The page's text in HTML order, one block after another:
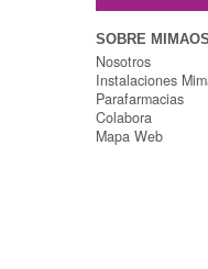
SOBRE MIMAOS
Nosotros
Instalaciones
Parafarmacias
Colabora
Mapa Web